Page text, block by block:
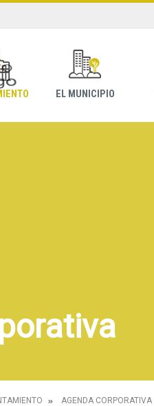
EL MUNICIPIO
AGENDA CORPORATIVA